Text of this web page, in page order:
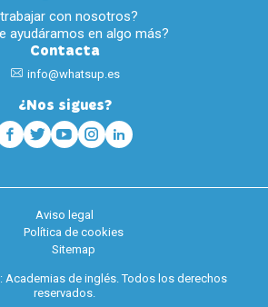
…trabajar con nosotros?
ayudáramos en algo más?
Contacta
info@whatsup.es
¿Nos sigues?
Aviso legal
Política de cookies
Sitemap
Academias de inglés. Todos los derechos
reservados.